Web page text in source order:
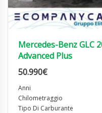
Mercedes-Benz GLC
Advanced Plus
50.990€
Anni
Chilometraggio
Tipo Di Carburante